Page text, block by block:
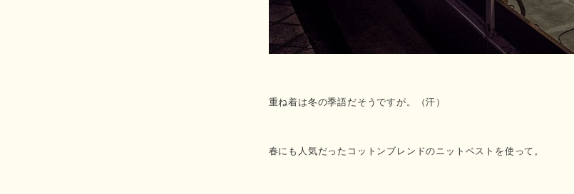
重ね着は冬の季語だそうですが。（汗）
春にも人気だったコットンブレンドのニットベストを使って。